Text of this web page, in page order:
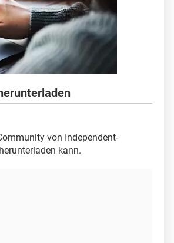
von Independent-
kann.